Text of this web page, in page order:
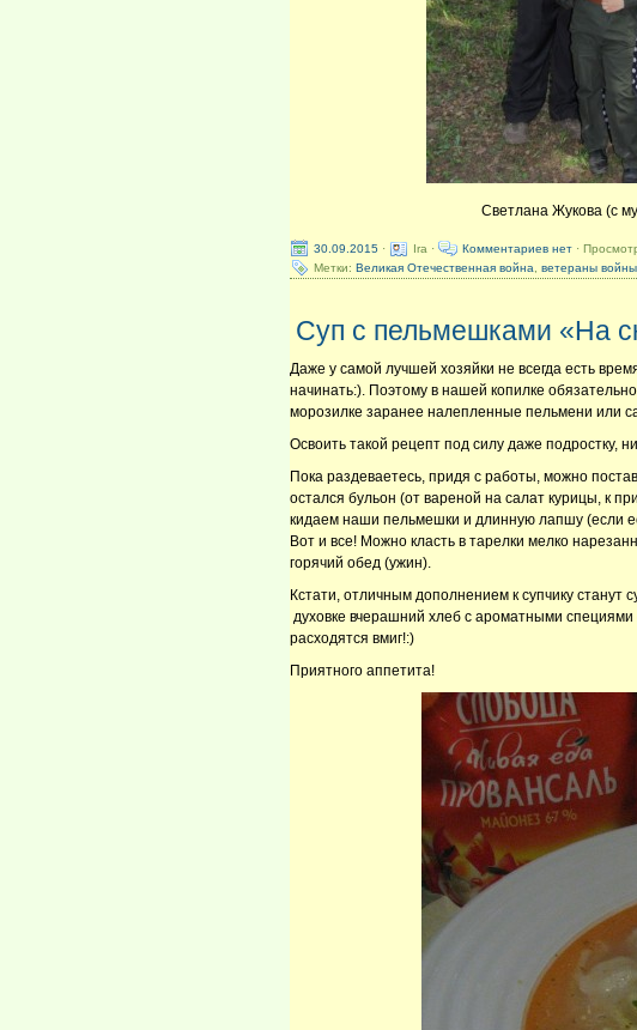
Светлана Жукова (с
30.09.2015· Ira · Комментариев нет·
Метки: Великая Отечественная война ветераны войны,
Суп с пельмешками «На
Даже у самой лучшей хозяйки не всегда есть
начинать:). Поэтому в нашей копилке
морозилке заранее налепленные пельмени или
Освоить такой рецепт под силу даже подростку,
Пока раздеваетесь, придя с работы, можно
остался бульон (от вареной на салат курицы, к
кидаем наши пельмешки и длинную лапшу (если
Вот и все! Можно класть в тарелки мелко
горячий обед (ужин).
Кстати, отличным дополнением к супчику станут
духовке вчерашний хлеб с ароматными специями
расходятся вмиг!:)
Приятного аппетита!